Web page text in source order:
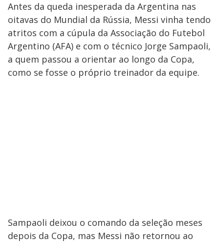
Antes da queda inesperada da Argentina nas
oitavas do Mundial da Rússia, Messi vinha tendo
atritos com a cúpula da Associação do Futebol
Argentino (AFA) e com o técnico Jorge Sampaoli,
a quem passou a orientar ao longo da Copa,
como se fosse o próprio treinador da equipe.
Sampaoli deixou o comando da seleção meses
depois da Copa, mas Messi não retornou ao